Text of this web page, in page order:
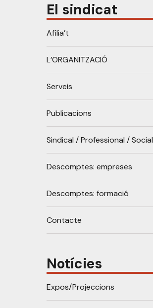
El sindicat
Afilia’t
L’ORGANITZACIÓ
Serveis
Publicacions
Sindical / Professional / Social
Descomptes: empreses
Descomptes: formació
Contacte
Notícies
Expos/Projeccions